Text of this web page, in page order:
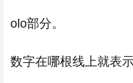
olo部分。
数字在哪根线上就表